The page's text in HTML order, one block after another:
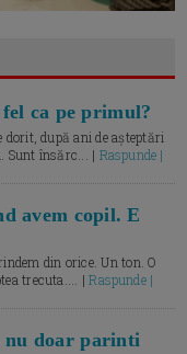
ca pe primul?
după ani de așteptări
Sunt însărc... | Raspunde |
avem copil. E
din orice. Un ton. O
trecuta.... |Raspunde |
nu doar parinti